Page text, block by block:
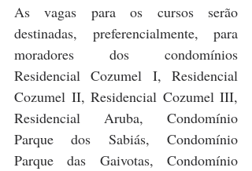
As vagas para os cursos serão
destinadas, preferencialmente, para
moradores dos condomínios
Residencial Cozumel I, Residencial
Cozumel II, Residencial Cozumel III,
Residencial Aruba, Condomínio
Parque dos Sabiás, Condomínio
Parque das Gaivotas, Condomínio